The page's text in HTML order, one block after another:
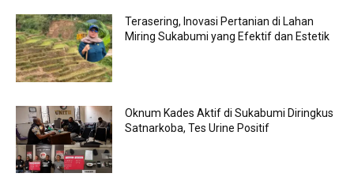
Terasering, Inovasi Pertanian di Lahan
Miring Sukabumi yang Efektif dan Estetik
Oknum Kades Aktif di Sukabumi Diringkus
Satnarkoba, Tes Urine Positif